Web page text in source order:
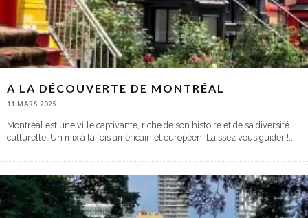
A LA DÉCOUVERTE DE MONTRÉAL
11 MARS 2025
Montréal est une ville captivante, riche de son histoire et de sa diversité
culturelle. Un mix à la fois américain et européen. Laissez vous guider !